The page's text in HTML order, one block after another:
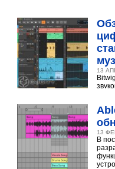
13
13
В